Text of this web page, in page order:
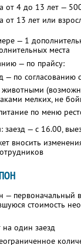
от 4 до 13 лет —
от 13 лет или
— 1
места
— по прайсу:
— по согласованию
мелких, не
по меню
заезд — с 16.00,
вносить
— первоначальный
стоимость
на один заезд